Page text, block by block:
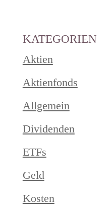
KATEGORIEN
Aktien
Aktienfonds
Allgemein
Dividenden
ETFs
Geld
Kosten